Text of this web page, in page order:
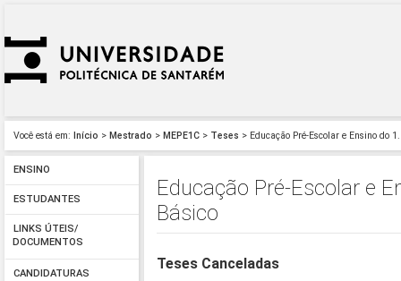
Você está em: Início > Mestrado > MEPE1C > Teses > Educação Pré-Escolar e Ensino do
ENSINO
ESTUDANTES
LINKS ÚTEIS/
DOCUMENTOS
CANDIDATURAS
Educação Pré-Escolar e
Básico
Teses Canceladas